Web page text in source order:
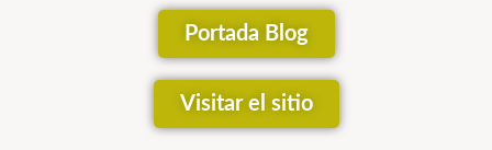
Portada Blog
Visitar el sitio